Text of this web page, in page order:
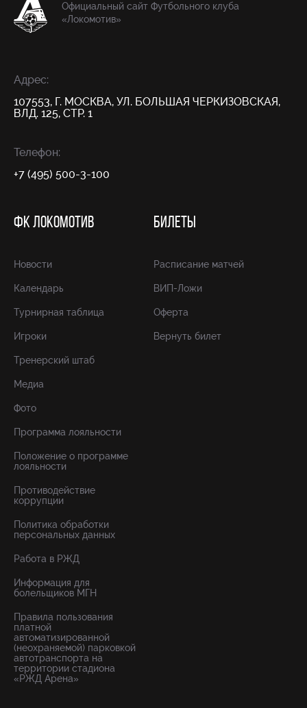
Официальный сайт Футбольного клуба
«Локомотив»
Адрес:
107553, Г. МОСКВА, УЛ. БОЛЬШАЯ ЧЕРКИЗОВСКАЯ,
ВЛД. 125, СТР. 1
Телефон:
+7 (495) 500-3-100
ФК ЛОКОМОТИВ
Новости
Календарь
Турнирная таблица
Игроки
Тренерский штаб
Медиа
Фото
Программа лояльности
Положение о программе
лояльности
Противодействие
коррупции
Политика обработки
персональных данных
Работа в РЖД
Информация для
болельщиков МГН
Правила пользования
платной
автоматизированной
(неохраняемой) парковкой
автотранспорта на
территории стадиона
«РЖД Арена»
БИЛЕТЫ
Расписание матчей
ВИП-Ложи
Оферта
Вернуть билет